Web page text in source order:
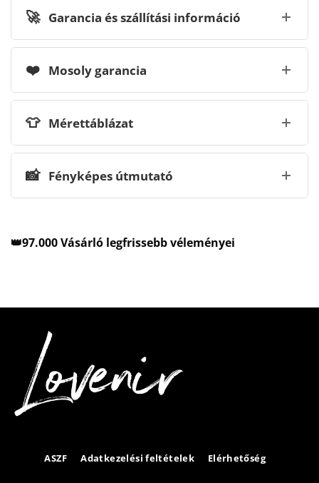
🚀 Garancia és szállítási információ
❤️ Mosoly garancia
👕 Mérettáblázat
📸 Fényképes útmutató
👑97.000 Vásárló legfrissebb véleményei
ASZF Adatkezelési feltételek Elérhetőség